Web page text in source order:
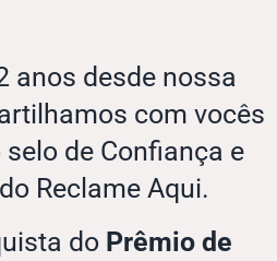
anos desde nossa
com vocês
de Confiança e
Reclame Aqui.
do Prêmio de